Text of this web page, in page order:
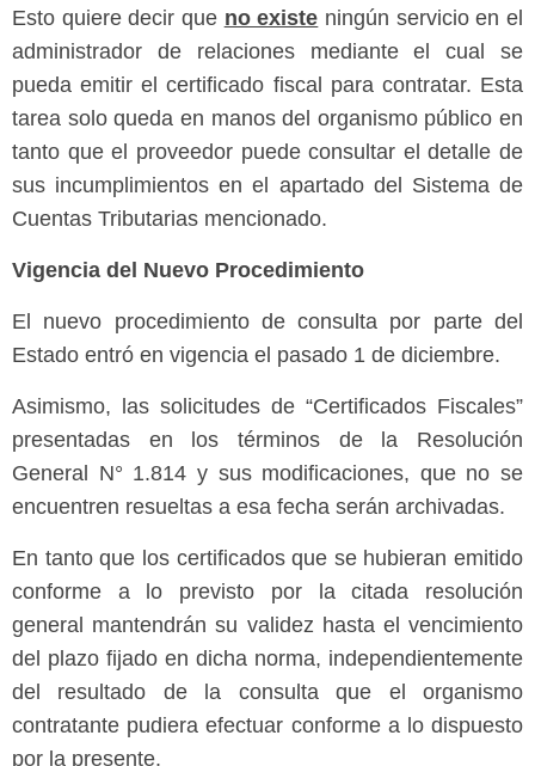
Esto quiere decir que no existe ningún servicio en el
administrador de relaciones mediante el cual se
pueda emitir el certificado fiscal para contratar. Esta
tarea solo queda en manos del organismo público en
tanto que el proveedor puede consultar el detalle de
sus incumplimientos en el apartado del Sistema de
Cuentas Tributarias mencionado.
Vigencia del Nuevo Procedimiento
El nuevo procedimiento de consulta por parte del
Estado entró en vigencia el pasado 1 de diciembre.
Asimismo, las solicitudes de “Certificados Fiscales”
presentadas en los términos de la Resolución
General N° 1.814 y sus modificaciones, que no se
encuentren resueltas a esa fecha serán archivadas.
En tanto que los certificados que se hubieran emitido
conforme a lo previsto por la citada resolución
general mantendrán su validez hasta el vencimiento
del plazo fijado en dicha norma, independientemente
del resultado de la consulta que el organismo
contratante pudiera efectuar conforme a lo dispuesto
por la presente.